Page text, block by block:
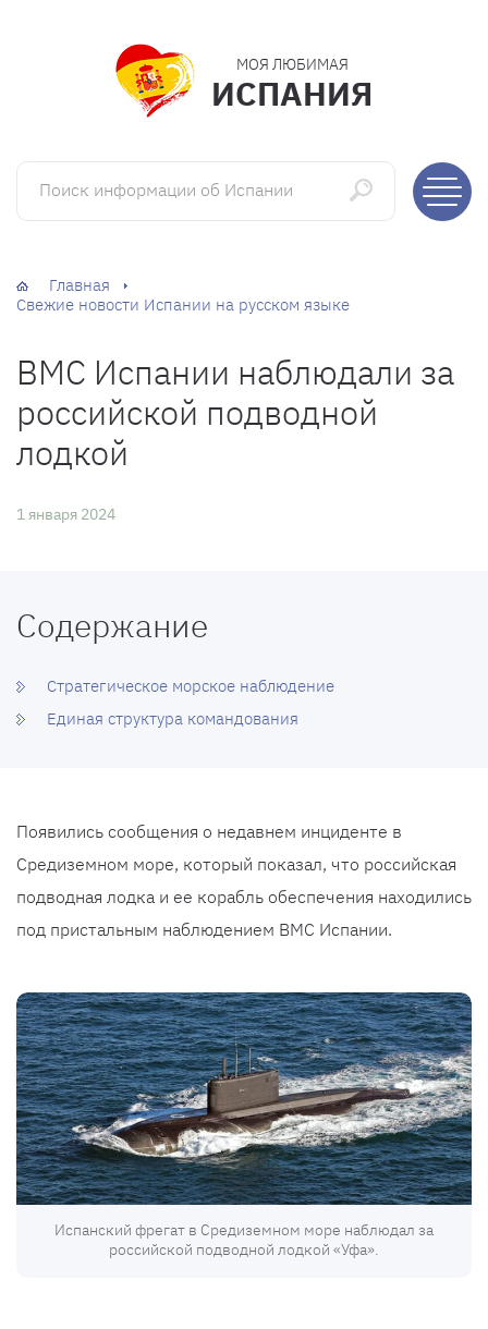
МОЯ ЛЮБИМАЯ
ИСПАНИЯ
Поиск информации об Испании
Главная
Свежие новости Испании на русском языке
ВМС Испании наблюдали за
российской подводной
лодкой
1 января 2024
Содержание
Стратегическое морское наблюдение
Единая структура командования
Появились сообщения о недавнем инциденте в
Средиземном море, который показал, что российская
подводная лодка и ее корабль обеспечения находились
под пристальным наблюдением ВМС Испании.
Испанский фрегат в Средиземном море наблюдал за
российской подводной лодкой «Уфа».